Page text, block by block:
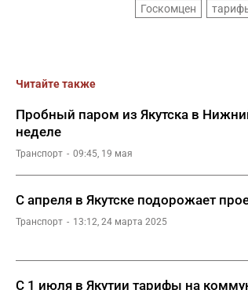
Госкомцен
Читайте также
Пробный паром из Якутска в
неделе
Транспорт 09:45, 19 мая
С апреля в Якутске подорожает
Транспорт 13:12, 24 марта 2025
С 1 июля в Якутии тарифы на